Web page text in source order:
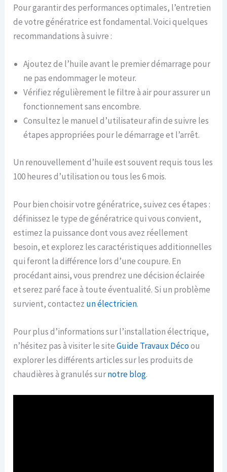
Pour garantir des performances optimales, l’entretien
de votre génératrice est fondamental. Voici quelques
recommandations à suivre :
Ajoutez de l’huile avant le premier démarrage pour
ne pas endommager le moteur.
Vérifiez régulièrement le filtre à air pour assurer un
fonctionnement sans encombre.
Consultez le manuel d’utilisateur afin de suivre les
étapes appropriées pour le démarrage et l’arrêt.
Un renouvellement d’huile est souvent requis tous les
100 heures d’utilisation ou tous les 6 mois.
Pour bien choisir votre génératrice, suivez ces étapes :
définissez le type de génératrice qui vous convient,
estimez la puissance dont vous avez réellement
besoin, et explorez les caractéristiques additionnelles
qui feront la différence lors d’une coupure. En
procédant ainsi, vous prendrez une décision éclairée
et serez paré face à toute éventualité. Si un problème
survient, contactez un électricien.
Pour plus d’informations sur l’installation électrique,
n’hésitez pas à visiter le siteGuide Travaux Décoou
explorer les différents articles sur les produits de
chaudières à granulés surnotre blog.